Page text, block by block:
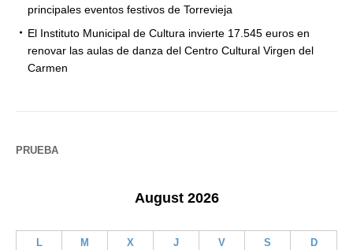
principales eventos festivos de Torrevieja
El Instituto Municipal de Cultura invierte 17.545 euros en
renovar las aulas de danza del Centro Cultural Virgen del
Carmen
PRUEBA
August 2026
L M X J V S D